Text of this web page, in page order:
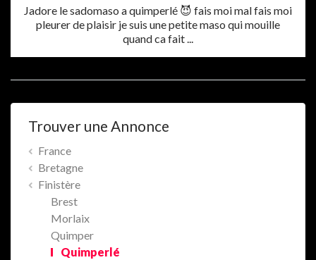
Jadore le sadomaso a quimperlé 😈 fais moi mal fais moi
pleurer de plaisir je suis une petite maso qui mouille
quand ca fait ...
Trouver une Annonce
France
Bretagne
Finistère
Brest
Morlaix
Quimper
Quimperlé